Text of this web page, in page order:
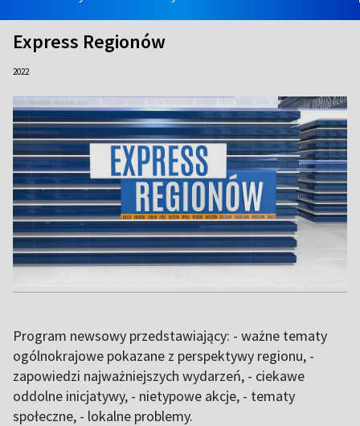
Express Regionów
2022
Program newsowy przedstawiający: - ważne tematy
ogólnokrajowe pokazane z perspektywy regionu, -
zapowiedzi najważniejszych wydarzeń, - ciekawe
oddolne inicjatywy, - nietypowe akcje, - tematy
społeczne, - lokalne problemy.